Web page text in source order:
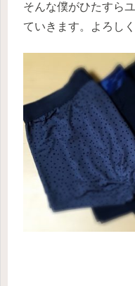
そんな僕がひたすら
ていきます。よろし